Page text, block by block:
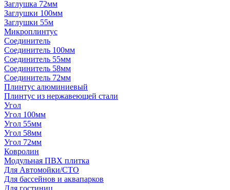
Заглушка 72мм
Заглушки 100мм
Заглушки 55м
Микроплинтус
Соединитель
Соединитель 100мм
Соединитель 55мм
Соединитель 58мм
Соединитель 72мм
Плинтус алюминиевый
Плинтус из нержавеющей стали
Угол
Угол 100мм
Угол 55мм
Угол 58мм
Угол 72мм
Ковролин
Модульная ПВХ плитка
Для Автомойки/СТО
Для бассейнов и аквапарков
Для гостиниц